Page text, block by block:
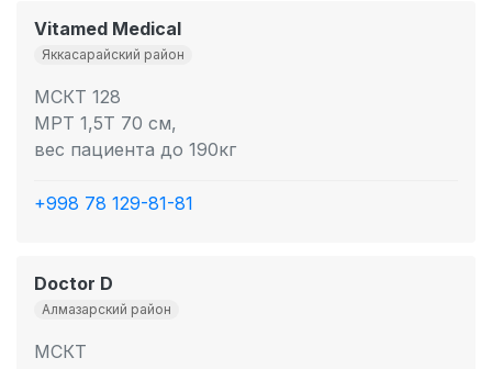
Vitamed Medical
Яккасарайский район
МСКТ 128
МРТ 1,5Т 70 см,
вес пациента до 190кг
+998 78 129-81-81
Doctor D
Алмазарский район
МСКТ